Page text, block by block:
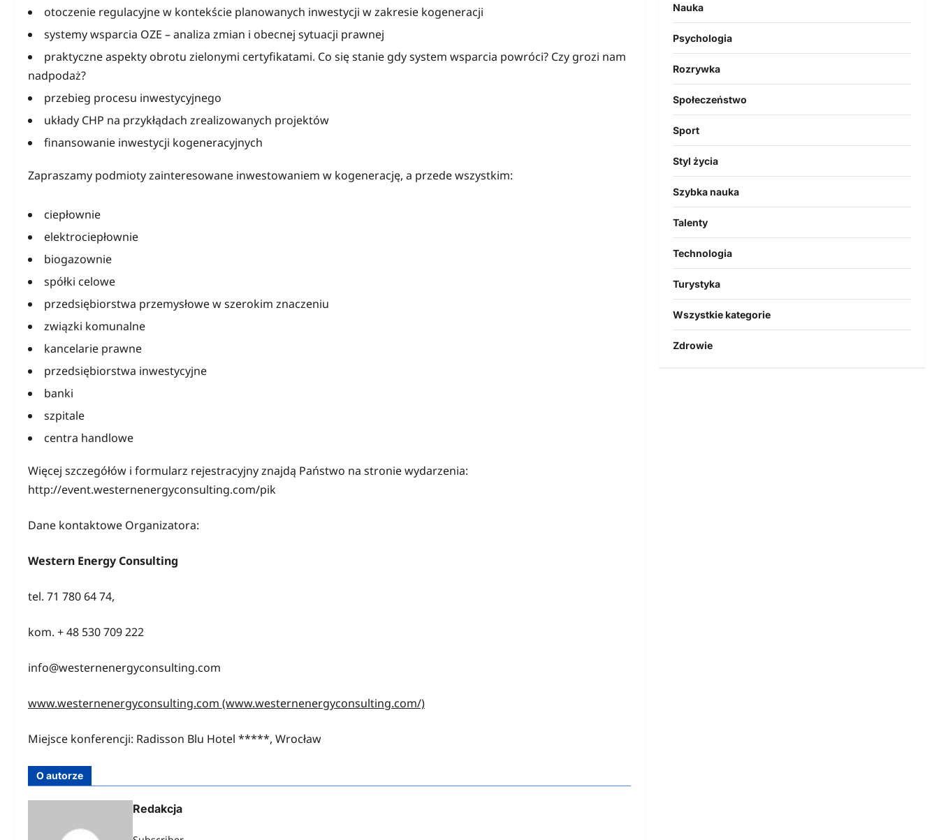
otoczenie regulacyjne w kontekście planowanych inwestycji w zakresie kogeneracji
systemy wsparcia OZE – analiza zmian i obecnej sytuacji prawnej
praktyczne aspekty obrotu zielonymi certyfikatami. Co się stanie gdy system wsparcia powróci? Czy grozi nam
nadpodaż?
przebieg procesu inwestycyjnego
układy CHP na przykłądach zrealizowanych projektów
finansowanie inwestycji kogeneracyjnych
Zapraszamy podmioty zainteresowane inwestowaniem w kogenerację, a przede wszystkim:
ciepłownie
elektrociepłownie
biogazownie
spółki celowe
przedsiębiorstwa przemysłowe w szerokim znaczeniu
związki komunalne
kancelarie prawne
przedsiębiorstwa inwestycyjne
banki
szpitale
centra handlowe
Więcej szczegółów i formularz rejestracyjny znajdą Państwo na stronie wydarzenia:
http://event.westernenergyconsulting.com/pik
Dane kontaktowe Organizatora:
Western Energy Consulting
tel. 71 780 64 74,
kom. + 48 530 709 222
info@westernenergyconsulting.com
www.westernenergyconsulting.com (www.westernenergyconsulting.com/)
Miejsce konferencji: Radisson Blu Hotel *****, Wrocław
O autorze
Redakcja
Nauka
Psychologia
Rozrywka
Społeczeństwo
Sport
Styl życia
Szybka nauka
Talenty
Technologia
Turystyka
Wszystkie kategorie
Zdrowie